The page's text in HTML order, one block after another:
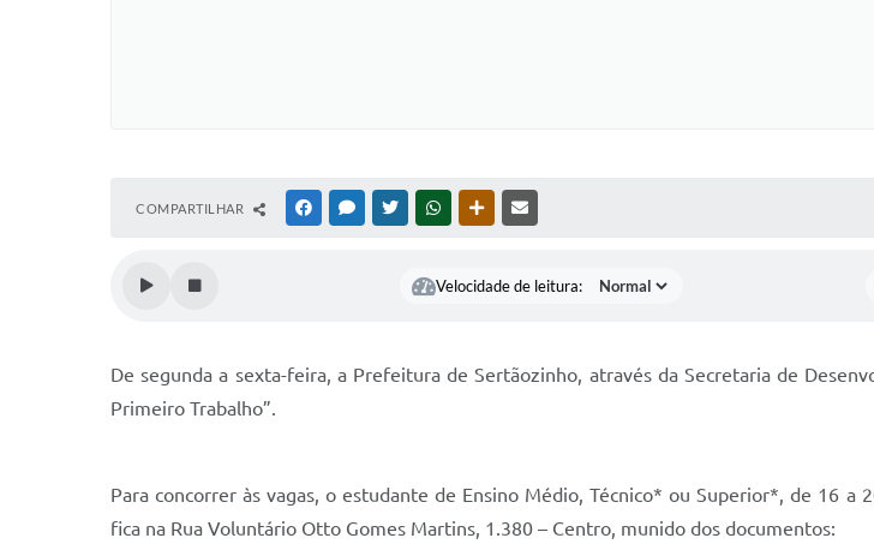
COMPARTILHAR FACEBOOKMESSENGER
TWITTERWHATSAPPOUTRAS MÍDIAS
Velocidade de leitura:
De segunda a sexta-feira, a Prefeitura de Sertãozinho, através da Secretaria de
Primeiro Trabalho”.
Para concorrer às vagas, o estudante de Ensino Médio, Técnico* ou Superior*, de 16
fica na Rua Voluntário Otto Gomes Martins, 1.380 – Centro, munido dos documentos: